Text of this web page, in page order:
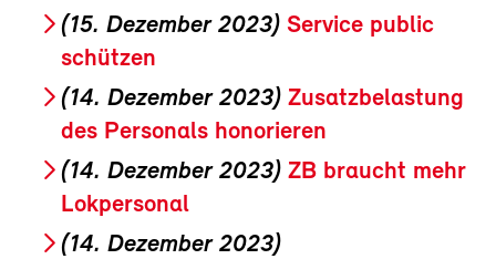
(15. Dezember 2023) Service public
schützen
(14. Dezember 2023) Zusatzbelastung
des Personals honorieren
(14. Dezember 2023) ZB braucht mehr
Lokpersonal
(14. Dezember 2023)